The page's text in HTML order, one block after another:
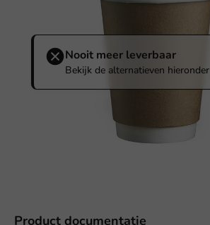
Nooit meer leverbaar
Bekijk de alternatieven hieronder
Product documentatie